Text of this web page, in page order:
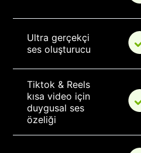
Ultra gerçekçi
ses oluşturucu
Tiktok & Reels
kısa video için
duygusal ses
özeliği